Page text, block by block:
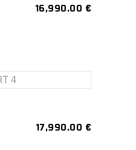
16,990.00 €
17,990.00 €